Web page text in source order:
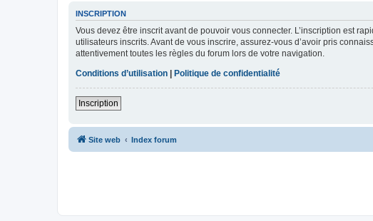
INSCRIPTION
Vous devez être inscrit avant de pouvoir vous connecter. L’inscription est
utilisateurs inscrits. Avant de vous inscrire, assurez-vous d’avoir pris
attentivement toutes les règles du forum lors de votre navigation.
Conditions d’utilisation | Politique de confidentialité
Inscription
Site web Index forum